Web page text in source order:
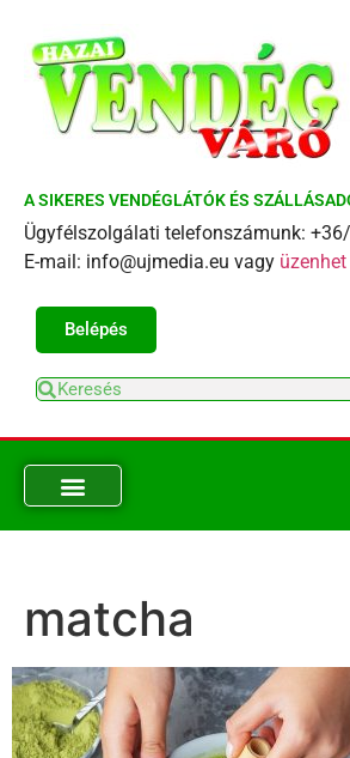
A SIKERES VENDÉGLÁTÓK ÉS
Ügyfélszolgálati telefonszámunk:
E-mail: info@ujmedia.eu vagy
Belépés
matcha